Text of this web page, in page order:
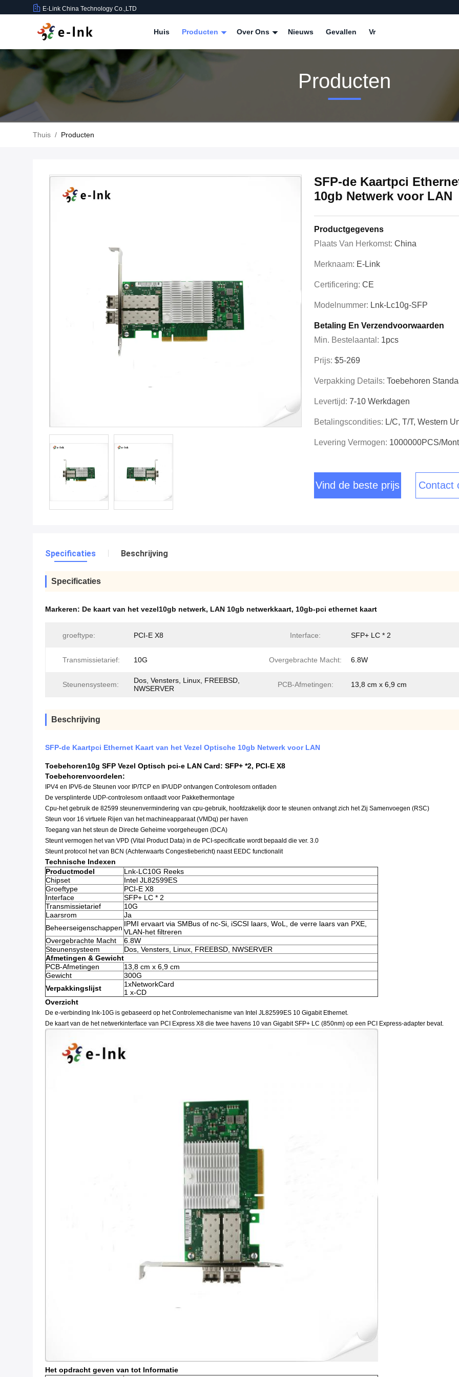
E-Link China Technology Co.,LTD
Huis Producten Over Ons Nieuws Gevallen Vr
Producten
Thuis / Producten
SFP-de Kaartpci
10gb Netwerk voor LAN
Productgegevens
Plaats Van Herkomst: China
Merknaam: E-Link
Certificering: CE
Modelnummer: Lnk-Lc10g-SFP
Betaling En Verzendvoorwaarden
Min. Bestelaantal: 1pcs
Prijs: $5-269
Verpakking Details: Toebehoren
Levertijd: 7-10 Werkdagen
Betalingscondities: L/C, T/T, Western
Levering Vermogen: 1000000PCS/
Vind de beste prijs Contact
Specificaties Beschrijving
Specificaties
Markeren: De kaart van het vezel10gb netwerk, LAN 10gb netwerkkaart, 10gb-pci ethernet kaart
groeftype: PCI-E X8 Interface: SFP+ LC * 2
Transmissietarief: 10G Overgebrachte Macht: 6.8W
Steunensysteem:
Dos, Vensters, Linux, FREEBSD,
NWSERVER
PCB-Afmetingen: 13,8 cm x 6,9 cm
Beschrijving
SFP-de Kaartpci Ethernet Kaart van het Vezel Optische 10gb Netwerk voor LAN
Toebehoren10g SFP Vezel Optisch pci-e LAN Card: SFP+ *2, PCI-E X8
Toebehorenvoordelen:
IPV4 en IPV6-de Steunen voor IP/TCP en IP/UDP ontvangen Controlesom ontladen
De versplinterde UDP-controlesom ontlaadt voor Pakkethermontage
Cpu-het gebruik de 82599 steunenvermindering van cpu-gebruik, hoofdzakelijk door te steunen ontvangt zich het Zij Samenvoegen (RSC)
Steun voor 16 virtuele Rijen van het machineapparaat (VMDq) per haven
Toegang van het steun de Directe Geheime voorgeheugen (DCA)
Steunt vermogen het van VPD (Vital Product Data) in de PCI-specificatie wordt bepaald die ver. 3.0
Steunt protocol het van BCN (Achterwaarts Congestiebericht) naast EEDC functionalit
Technische Indexen
Productmodel
Lnk-LC10G Reeks
Chipset
Intel JL82599ES
Groeftype
PCI-E X8
Interface
SFP+ LC * 2
Transmissietarief
10G
Laarsrom
Ja
Beheerseigenschappen IPMI ervaart via SMBus of nc-Si, iSCSI laars, WoL, de verre laars van PXE,
VLAN-het filtreren
Overgebrachte Macht
6.8W
Steunensysteem
Dos, Vensters, Linux, FREEBSD, NWSERVER
Afmetingen & Gewicht
PCB-Afmetingen
13,8 cm x 6,9 cm
Gewicht
300G
Verpakkingslijst
1xNetworkCard
1 x-CD
Overzicht
De e-verbinding lnk-10G is gebaseerd op het Controlemechanisme van Intel JL82599ES 10 Gigabit Ethernet.
De kaart van de het netwerkinterface van PCI Express X8 die twee havens 10 van Gigabit SFP+ LC (850nm) op een PCI Express-adapter bevat.
Het opdracht geven van tot Informatie